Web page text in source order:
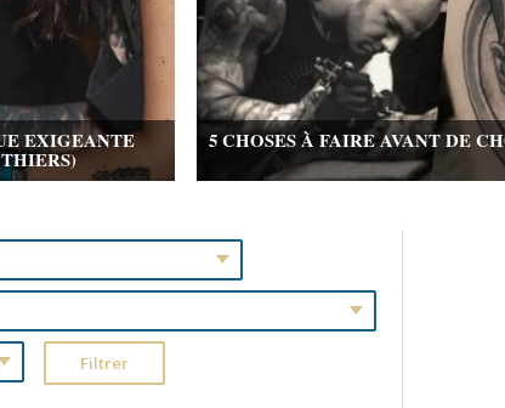
EXIGEANTE 5 CHOSES À FAIRE AVANT DE